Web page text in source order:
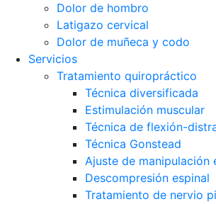
Dolor de hombro
Latigazo cervical
Dolor de muñeca y codo
Servicios
Tratamiento quiropráctico
Técnica diversificada
Estimulación muscular
Técnica de flexión-
Técnica Gonstead
Ajuste de manipulación
Descompresión espinal
Tratamiento de nervio